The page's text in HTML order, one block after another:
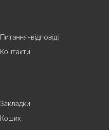
Питання-відповіді
Контакти
Закладки
Кошик